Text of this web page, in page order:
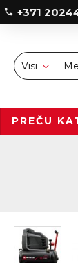
+371
Visi
PREČU